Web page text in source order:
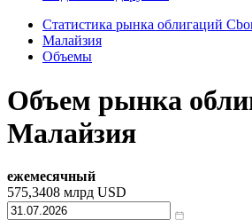
Статистика рынка облигаций
Малайзия
Объемы
Объем рынка
Малайзия
ежемесячный
575,3408 млрд USD